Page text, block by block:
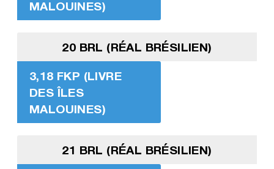
MALOUINES)
20 BRL (RÉAL BRÉSILIEN)
3,18 FKP (LIVRE
DES ÎLES
MALOUINES)
21 BRL (RÉAL BRÉSILIEN)